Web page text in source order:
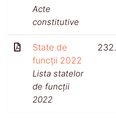
Acte
constitutive
State de
funcții 2022
Lista statelor
de funcții
2022